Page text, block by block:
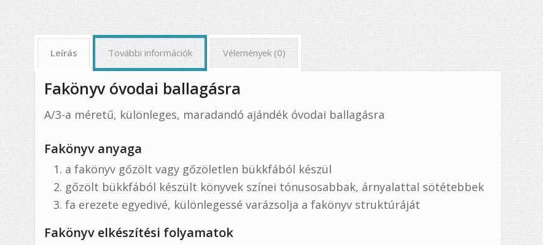
Leírás További információk Vélemények (0)
Fakönyv óvodai ballagásra
A/3-a méretű, különleges, maradandó ajándék óvodai ballagásra
Fakönyv anyaga
a fakönyv gőzölt vagy gőzöletlen bükkfából készül
gőzölt bükkfából készült könyvek színei tónusosabbak, árnyalattal sötétebbek
fa erezete egyedivé, különlegessé varázsolja a fakönyv struktúráját
Fakönyv elkészítési folyamatok